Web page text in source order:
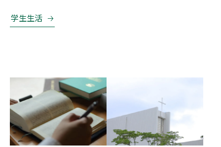
学生生活